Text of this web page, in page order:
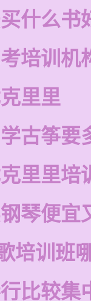
什么书
培训机
里里
古筝要
里里培
琴便宜
培训班
比较集